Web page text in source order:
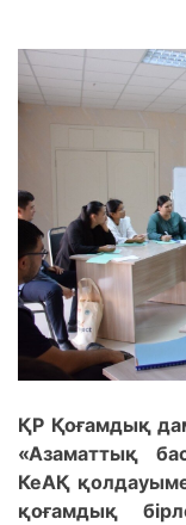
ҚР Қоғамдық
«Азаматтық
КеАҚ
қоғамдық